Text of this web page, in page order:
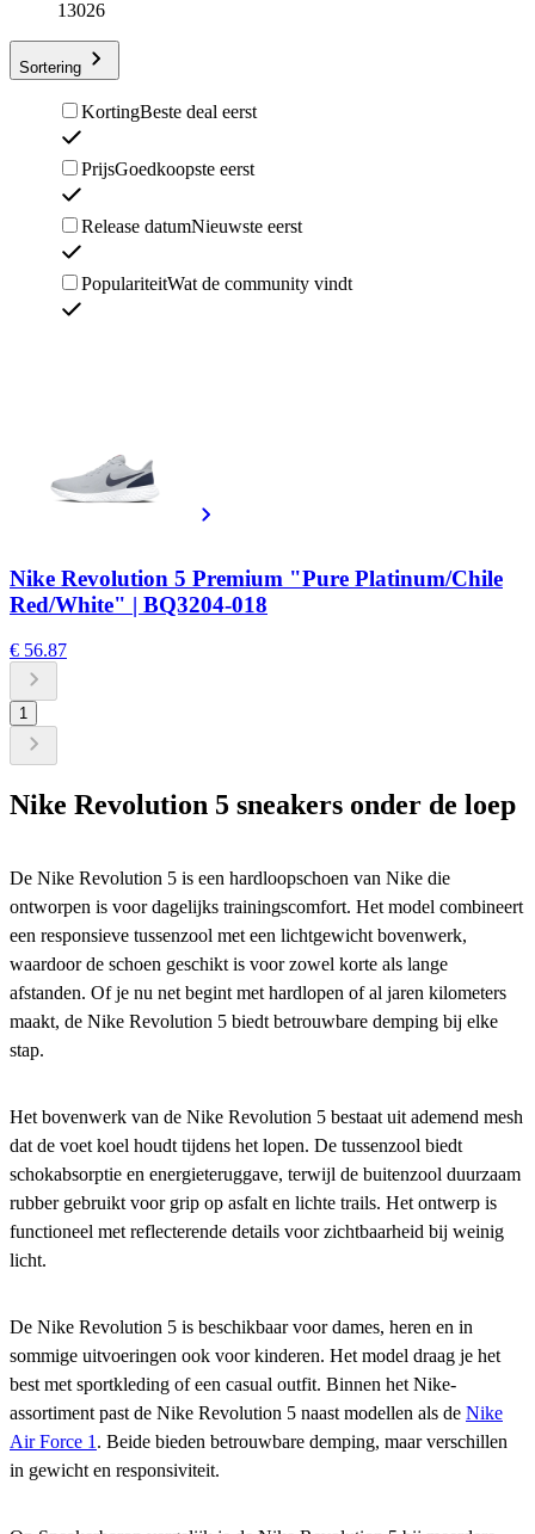
13026
Sortering
KortingBeste deal eerst
PrijsGoedkoopste eerst
Release datumNieuwste eerst
PopulariteitWat de community vindt
Nike Revolution 5 Premium "Pure Platinum/Chile
Red/White" | BQ3204-018
€ 56.87
1
Nike Revolution 5 sneakers onder de loep
De Nike Revolution 5 is een hardloopschoen van Nike die
ontworpen is voor dagelijks trainingscomfort. Het model combineert
een responsieve tussenzool met een lichtgewicht bovenwerk,
waardoor de schoen geschikt is voor zowel korte als lange
afstanden. Of je nu net begint met hardlopen of al jaren kilometers
maakt, de Nike Revolution 5 biedt betrouwbare demping bij elke
stap.
Het bovenwerk van de Nike Revolution 5 bestaat uit ademend mesh
dat de voet koel houdt tijdens het lopen. De tussenzool biedt
schokabsorptie en energieteruggave, terwijl de buitenzool duurzaam
rubber gebruikt voor grip op asfalt en lichte trails. Het ontwerp is
functioneel met reflecterende details voor zichtbaarheid bij weinig
licht.
De Nike Revolution 5 is beschikbaar voor dames, heren en in
sommige uitvoeringen ook voor kinderen. Het model draag je het
best met sportkleding of een casual outfit. Binnen het Nike-
assortiment past de Nike Revolution 5 naast modellen als de Nike
Air Force 1 . Beide bieden betrouwbare demping, maar verschillen
in gewicht en responsiviteit.